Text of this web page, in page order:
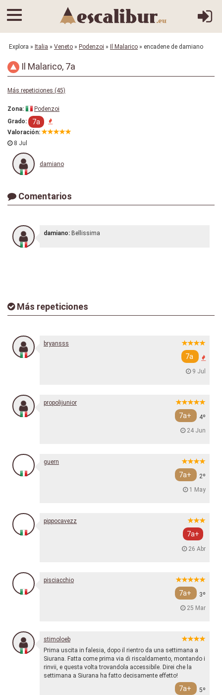
Explora » Italia » Veneto » Podenzoi » Il Malarico » encadene de damiano
Il Malarico, 7a
Más repeticiones (45)
Zona:
Podenzoi
Grado:
7a
Valoración:
8 Jul
damiano
Comentarios
damiano: Bellissima
Más repeticiones
bryansss
7a
9 Jul
propolijunior
7a+
4º
24 Jun
guern
7a+
2º
1 May
pippocavezz
7a+
26 Abr
pisciacchio
7a+
3º
25 Mar
stimoloeb
Prima uscita in falesia, dopo il rientro da una settimana a
Siurana. Fatta come prima via di riscaldamento, montando i
rinvii, e questa volta trovandola accessibile. Direi che la
settimana a Siurana ha fatto decisamente effetto!
7a+
5º